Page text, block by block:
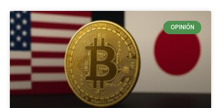
OPINIÓN